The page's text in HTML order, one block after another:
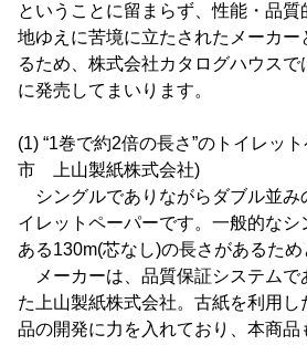
ということに留まらず、性能・品質
地ゆえに苦境に立たされたメーカー
るため、株式会社カタログハウス
に発売してまいります。
(1) “1巻で約2倍の長さ”のトイレッ
市 上山製紙株式会社)
シングルでありながらダブル並み
イレットペーパーです。一般的な
ある130m(芯なし)の長さがあるため
メーカーは、品質保証システムで
た上山製紙株式会社。古紙を利用
品の開発に力を入れており、本商